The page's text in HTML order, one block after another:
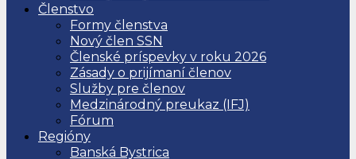
Členstvo
Formy členstva
Nový člen SSN
Členské príspevky v roku 2026
Zásady o prijímaní členov
Služby pre členov
Medzinárodný preukaz (IFJ)
Fórum
Regióny
Banská Bystrica